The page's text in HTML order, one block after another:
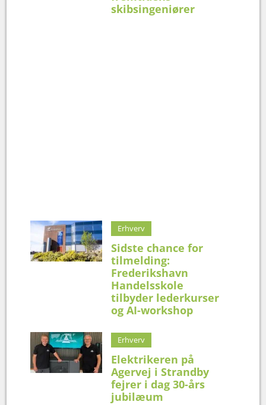
skibsingeniører
Erhverv
Sidste chance for
tilmelding:
Frederikshavn
Handelsskole
tilbyder lederkurser
og AI-workshop
Erhverv
Elektrikeren på
Agervej i Strandby
fejrer i dag 30-års
jubilæum